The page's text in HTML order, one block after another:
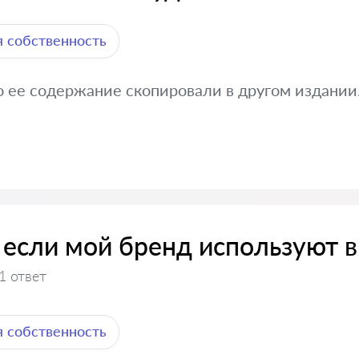
ее содержание скопировали в другом
мой бренд используют в
ответ